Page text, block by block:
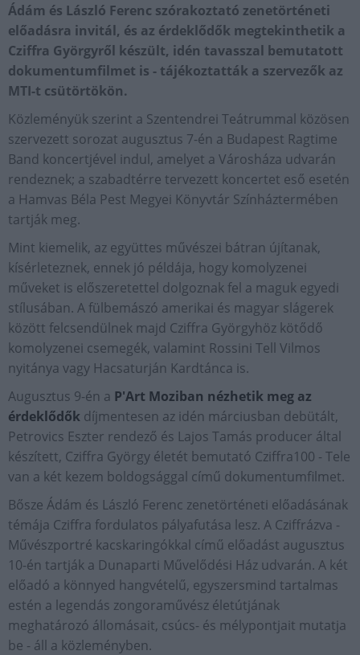
Ádám és László Ferenc szórakoztató zenetörténeti
előadásra invitál, és az érdeklődők megtekinthetik a
Cziffra Györgyről készült, idén tavasszal bemutatott
dokumentumfilmet is - tájékoztatták a szervezők az
MTI-t csütörtökön.
Közleményük szerint a Szentendrei Teátrummal közösen
szervezett sorozat augusztus 7-én a Budapest Ragtime
Band koncertjével indul, amelyet a Városháza udvarán
rendeznek; a szabadtérre tervezett koncertet eső esetén
a Hamvas Béla Pest Megyei Könyvtár Színháztermében
tartják meg.
Mint kiemelik, az együttes művészei bátran újítanak,
kísérleteznek, ennek jó példája, hogy komolyzenei
műveket is előszeretettel dolgoznak fel a maguk egyedi
stílusában. A fülbemászó amerikai és magyar slágerek
között felcsendülnek majd Cziffra Györgyhöz kötődő
komolyzenei csemegék, valamint Rossini Tell Vilmos
nyitánya vagy Hacsaturján Kardtánca is.
Augusztus 9-én a P'Art Moziban nézhetik meg az
érdeklődők díjmentesen az idén márciusban debütált,
Petrovics Eszter rendező és Lajos Tamás producer által
készített, Cziffra György életét bemutató Cziffra100 - Tele
van a két kezem boldogsággal című dokumentumfilmet.
Bősze Ádám és László Ferenc zenetörténeti előadásának
témája Cziffra fordulatos pályafutása lesz. A Cziffrázva -
Művészportré kacskaringókkal című előadást augusztus
10-én tartják a Dunaparti Művelődési Ház udvarán. A két
előadó a könnyed hangvételű, egyszersmind tartalmas
estén a legendás zongoraművész életútjának
meghatározó állomásait, csúcs- és mélypontjait mutatja
be - áll a közleményben.